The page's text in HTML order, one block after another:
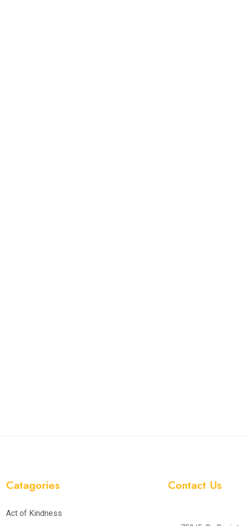
Catagories
Act of Kindness
Contact Us